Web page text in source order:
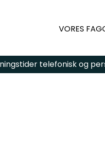
VORES
telefonisk og